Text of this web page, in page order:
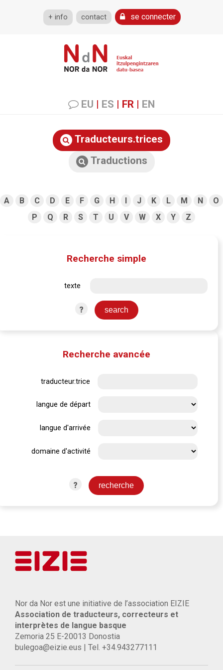
+ info contact se connecter
EU | ES | FR | EN
Traducteurs.trices
Traductions
A B C D E F G H I J K L M N
O
P
Q R S T U V W X Y Z
Recherche simple
texte
?
Recherche avancée
traducteur.trice
langue de départ
langue d'arrivée
domaine d'activité
?
Nor da Nor est une initiative de l’association EIZIE
Association de traducteurs, correcteurs et
interprètes de langue basque
Zemoria 25 E-20013 Donostia
bulegoa@eizie.eus | Tel. +34.943277111